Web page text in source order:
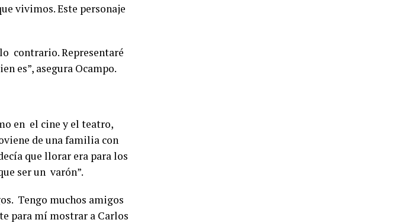
vivimos. Este personaje
contrario. Representaré
es”, asegura Ocampo.
en el cine y el teatro,
de una familia con
que llorar era para los
ser un varón”.
Tengo muchos amigos
para mí mostrar a Carlos